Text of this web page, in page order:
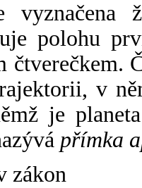
vyznačena
polohu
čtverečkem.
v
je
přímka
zákon